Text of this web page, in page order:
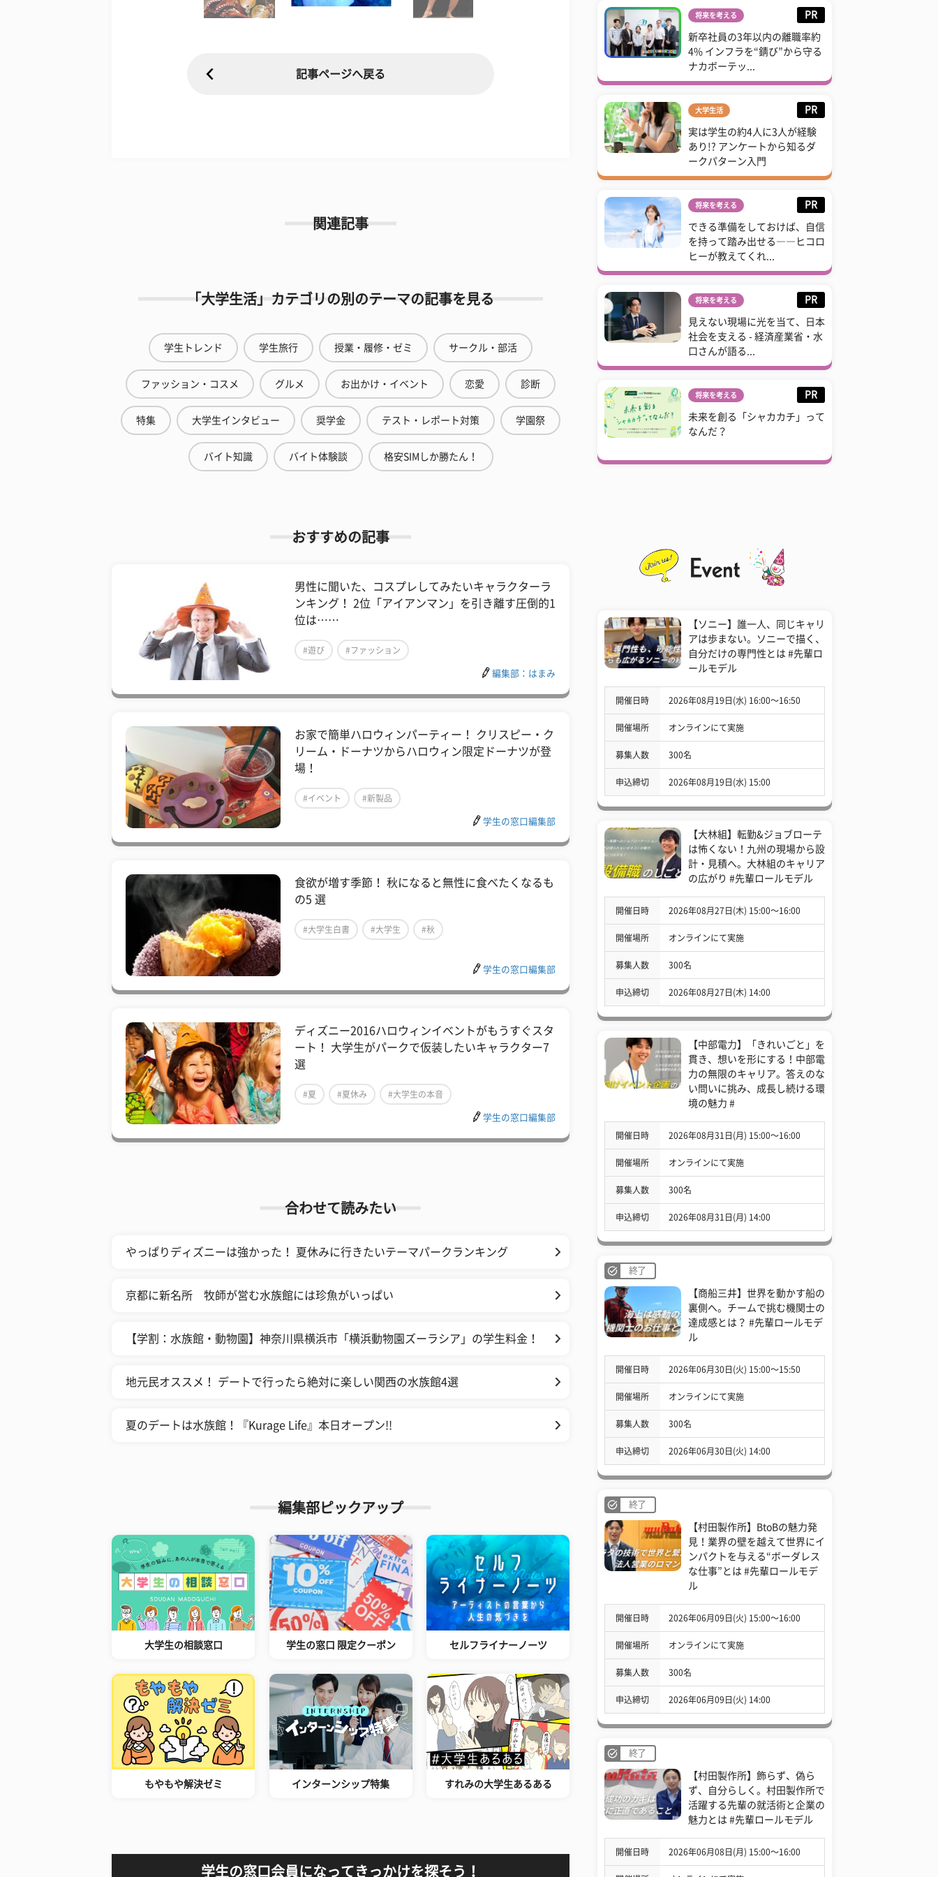
記事ページへ戻る
関連記事
「大学生活」カテゴリの別のテーマの記事を見る
学生トレンド 学生旅行 授業・履修・ゼミ サークル・部活
ファッション・コスメ グルメ お出かけ・イベント 恋愛 診断
特集 大学生インタビュー 奨学金 テスト・レポート対策 学園祭
バイト知識 バイト体験談 格安SIMしか勝たん！
おすすめの記事
男性に聞いた、コスプレしてみたいキャラクターラ
ンキング！ 2位「アイアンマン」を引き離す圧倒的1
位は……
#遊び #ファッション
編集部：はまみ
お家で簡単ハロウィンパーティー！ クリスピー・ク
リーム・ドーナツからハロウィン限定ドーナツが登
場！
#イベント #新製品
学生の窓口編集部
食欲が増す季節！ 秋になると無性に食べたくなるも
の5 選
#大学生白書 #大学生 #秋
学生の窓口編集部
ディズニー2016ハロウィンイベントがもうすぐスタ
ート！ 大学生がパークで仮装したいキャラクター7
選
#夏 #夏休み #大学生の本音
学生の窓口編集部
合わせて読みたい
やっぱりディズニーは強かった！ 夏休みに行きたいテーマパークランキング
京都に新名所 牧師が営む水族館には珍魚がいっぱい
【学割：水族館・動物園】神奈川県横浜市「横浜動物園ズーラシア」の学生料金！
地元民オススメ！ デートで行ったら絶対に楽しい関西の水族館4選
夏のデートは水族館！『Kurage Life』本日オープン!!
編集部ピックアップ
大学生の相談窓口 学生の窓口 限定クーポン セルフライナーノーツ
もやもや解決ゼミ インターンシップ特集 すれみの大学生あるある
学生の窓口会員になってきっかけを探そう！
将来を考える PR
新卒社員の3年以内の離職率約
4% インフラを“錆び”から守る
ナカボーテッ...
大学生活 PR
実は学生の約4人に3人が経験
あり!? アンケートから知るダ
ークパターン入門
将来を考える PR
できる準備をしておけば、自信
を持って踏み出せる――ヒコロ
ヒーが教えてくれ...
将来を考える PR
見えない現場に光を当て、日本
社会を支える - 経済産業省・水
口さんが語る...
将来を考える PR
未来を創る「シャカカチ」って
なんだ？
【ソニー】誰一人、同じキャリ
アは歩まない。ソニーで描く、
自分だけの専門性とは #先輩ロ
ールモデル
開催日時 2026年08月19日(水) 16:00〜16:50
開催場所 オンラインにて実施
募集人数 300名
申込締切 2026年08月19日(水) 15:00
【大林組】転勤&ジョブローテ
は怖くない！九州の現場から設
計・見積へ。大林組のキャリア
の広がり #先輩ロールモデル
開催日時 2026年08月27日(木) 15:00〜16:00
開催場所 オンラインにて実施
募集人数 300名
申込締切 2026年08月27日(木) 14:00
【中部電力】「きれいごと」を
貫き、想いを形にする！中部電
力の無限のキャリア。答えのな
い問いに挑み、成長し続ける環
境の魅力 #
開催日時 2026年08月31日(月) 15:00〜16:00
開催場所 オンラインにて実施
募集人数 300名
申込締切 2026年08月31日(月) 14:00
終了
【商船三井】世界を動かす船の
裏側へ。チームで挑む機関士の
達成感とは？ #先輩ロールモデ
ル
開催日時 2026年06月30日(火) 15:00〜15:50
開催場所 オンラインにて実施
募集人数 300名
申込締切 2026年06月30日(火) 14:00
終了
【村田製作所】BtoBの魅力発
見！業界の壁を越えて世界にイ
ンパクトを与える“ボーダレス
な仕事”とは #先輩ロールモデ
ル
開催日時 2026年06月09日(火) 15:00〜16:00
開催場所 オンラインにて実施
募集人数 300名
申込締切 2026年06月09日(火) 14:00
終了
【村田製作所】飾らず、偽ら
ず、自分らしく。村田製作所で
活躍する先輩の就活術と企業の
魅力とは #先輩ロールモデル
開催日時 2026年06月08日(月) 15:00〜16:00